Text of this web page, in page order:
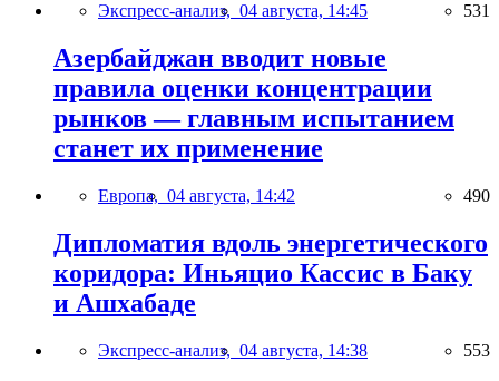
Экспресс-анализ, 04 августа, 14:45 531
Азербайджан вводит новые
правила оценки концентрации
рынков — главным испытанием
станет их применение
Европа, 04 августа, 14:42 490
Дипломатия вдоль энергетического
коридора: Иньяцио Кассис в Баку
и Ашхабаде
Экспресс-анализ, 04 августа, 14:38 553